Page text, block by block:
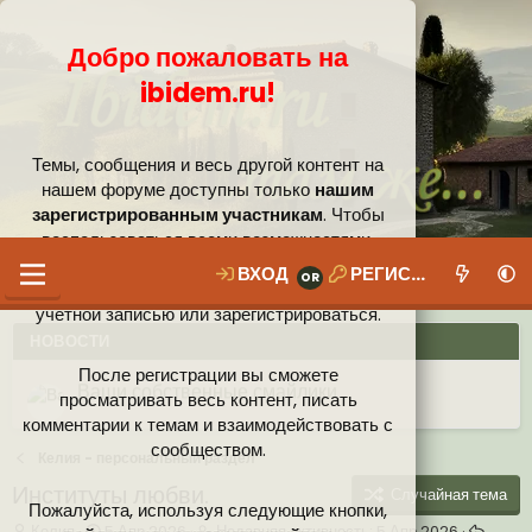
Добро пожаловать на
ibidem.ru!
Темы, сообщения и весь другой контент на
нашем форуме доступны только нашим
зарегистрированным участникам. Чтобы
воспользоваться всеми возможностями,
которые предлагает наше сообщество, вам
необходимо войти в систему под своей
учётной записью или зарегистрироваться.
После регистрации вы сможете
просматривать весь контент, писать
комментарии к темам и взаимодействовать с
сообществом.
Пожалуйста, используя следующие кнопки,
ВХОД РЕГИСТРАЦИЯ
Иконки пользователя
Ваши собственные смайлики
Аналитика от Ассистента
Новая система рейтинга (оценок) на форуме
Келия - персональный раздел
Институты любви.
Случайная тема